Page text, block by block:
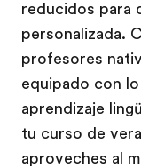
reducidos para
personalizada.
profesores
equipado con
aprendizaje
tu curso de
aproveches al